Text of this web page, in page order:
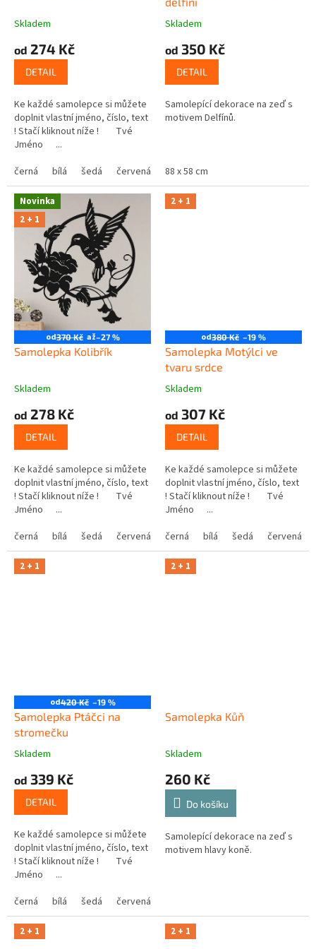
Skladem
od 274 Kč
DETAIL
Ke každé samolepce si můžete
doplnit vlastní jméno, číslo, text
! Stačí kliknout níže ! Tvé
Jméno ...
černá
bílá šedá červená modrá žlutá
Skladem
od 350 Kč
DETAIL
Samolepící dekorace na zeď s
motivem Delfínů.
88 x 58 cm
Novinka
2 + 1
od370 Kč až–27 %
Samolepka Kolibřík
Skladem
od 278 Kč
DETAIL
Ke každé samolepce si můžete
doplnit vlastní jméno, číslo, text
! Stačí kliknout níže ! Tvé
Jméno ...
černá
bílá šedá červená modrá žlutá zelená růžová
2 + 1
od380 Kč –19 %
Samolepka Motýlci ve
tvaru srdce
Skladem
od 307 Kč
DETAIL
Ke každé samolepce si můžete
doplnit vlastní jméno, číslo, text
! Stačí kliknout níže ! Tvé
Jméno ...
černá
bílá šedá červená
2 + 1
od420 Kč –19 %
Samolepka Ptáčci na
stromečku
Skladem
od 339 Kč
DETAIL
Ke každé samolepce si můžete
doplnit vlastní jméno, číslo, text
! Stačí kliknout níže ! Tvé
Jméno ...
černá
bílá šedá červená
2 + 1
Samolepka Kůň
Skladem
260 Kč
Do košíku
Samolepící dekorace na zeď s
motivem hlavy koně.
2 + 1 2 + 1